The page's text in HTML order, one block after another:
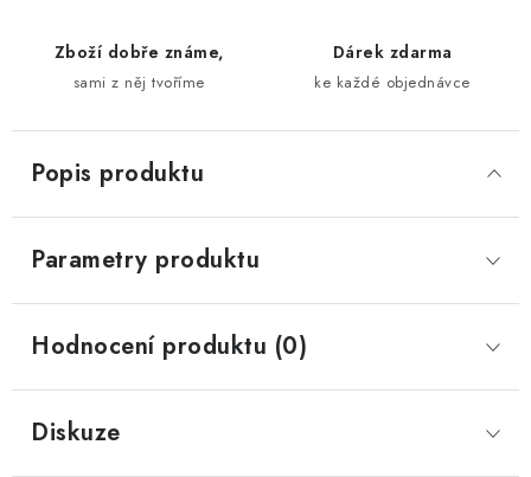
Zboží dobře známe,
sami z něj tvoříme
Dárek zdarma
ke každé objednávce
Popis produktu
Parametry produktu
Hodnocení produktu (0)
Diskuze